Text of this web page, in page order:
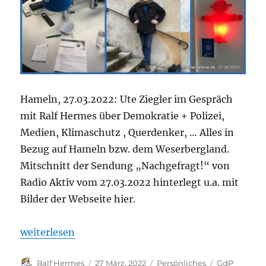
Hameln, 27.03.2022: Ute Ziegler im Gespräch
mit Ralf Hermes über Demokratie + Polizei,
Medien, Klimaschutz , Querdenker, … Alles in
Bezug auf Hameln bzw. dem Weserbergland.
Mitschnitt der Sendung „Nachgefragt!“ von
Radio Aktiv vom 27.03.2022 hinterlegt u.a. mit
Bilder der Webseite hier.
„Persönliches und Hintergründe – Radiogespräch
weiterlesen
Autor
Ralf Hermes
Veröffentlicht
27 März, 2022 Kategorien
Persönliches
GdP